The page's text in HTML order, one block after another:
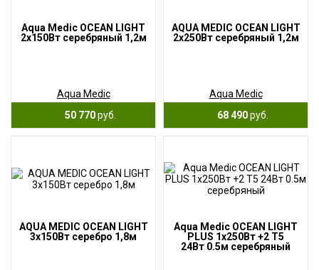
Aqua Medic OCEAN LIGHT
2х150Вт серебряный 1,2м
Aqua Medic
50 770руб.
AQUA MEDIC OCEAN LIGHT
2х250Вт серебряный 1,2м
Aqua Medic
68 490руб.
AQUA MEDIC OCEAN LIGHT
3х150Вт серебро 1,8м
Aqua Medic OCEAN LIGHT
PLUS 1х250Вт +2 T5
24Вт 0.5м серебряный